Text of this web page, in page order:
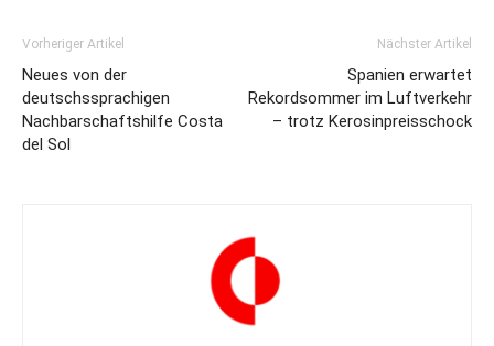
Vorheriger Artikel
Neues von der
deutschssprachigen
Nachbarschaftshilfe Costa
del Sol
Nächster Artikel
Spanien erwartet
Rekordsommer im Luftverkehr
– trotz Kerosinpreisschock